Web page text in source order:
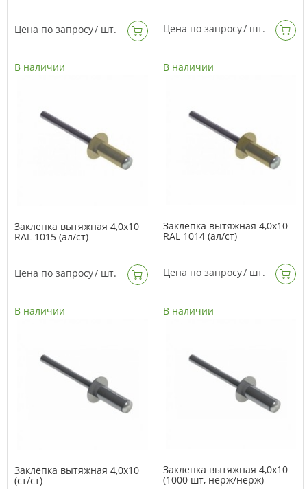
Цена по запросу/ шт. Цена по запросу/ шт.
В наличии
Заклепка вытяжная 4,0х10
RAL 1015 (ал/ст)
Цена по запросу/ шт.
В наличии
Заклепка вытяжная 4,0х10
RAL 1014 (ал/ст)
Цена по запросу/ шт.
В наличии
Заклепка вытяжная 4,0х10
(ст/ст)
В наличии
Заклепка вытяжная 4,0х10
(1000 шт, нерж/нерж)